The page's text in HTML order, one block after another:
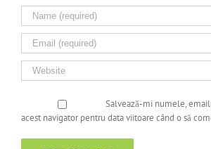
Salvează-mi numele,
acest navigator pentru data viitoare când o să